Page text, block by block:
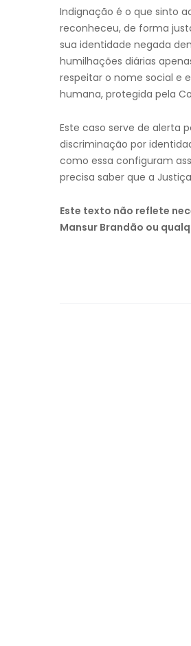
Indignação é o que sinto
reconheceu, de forma
sua identidade negada
humilhações diárias
respeitar o nome social e
humana, protegida pela
Este caso serve de alerta
discriminação por
como essa configuram
precisa saber que a
Este texto não reflete
Mansur Brandão ou